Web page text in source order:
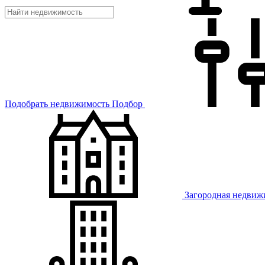
Подобрать недвижимость Подбор
Загородная